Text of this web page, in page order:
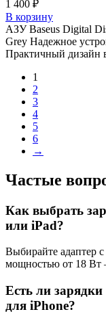
1 400 ₽
В корзину
АЗУ Baseus Digital
Grey Надежное
Практичный дизайн
1
2
3
4
5
6
→
Частые
Как выбрать
или iPad?
Выбирайте адаптер
мощностью от 18 Вт
Есть ли
для iPhone?